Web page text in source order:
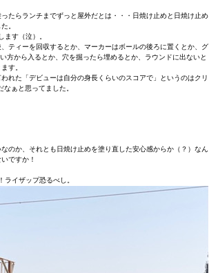
たらランチまでずっと屋外だとは・・・日焼け止めと日焼け止め
。
ます（泣）。
ティーを回収するとか、マーカーはボールの後ろに置くとか、グ
方から入るとか、穴を掘ったら埋めるとか、ラウンドに出ないと
す。
れた「デビューは自分の身長くらいのスコアで」というのはクリ
なぁと思ってました。
のか、それとも日焼け止めを塗り直した安心感からか（？）なん
ですか！
ライザップ恐るべし。